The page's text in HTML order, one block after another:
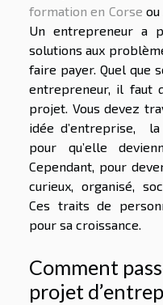
formation en Corse
Un entrepreneur a
solutions aux
faire payer. Quel que
entrepreneur, il faut
projet. Vous devez
idée d’entreprise,
pour qu’elle
Cependant, pour
curieux, organisé,
Ces traits de
pour sa croissance.
Comment
projet